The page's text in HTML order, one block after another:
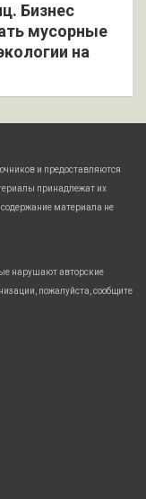
Бизнес
мусорные
на
и предоставляются
принадлежат их
материала не
нарушают авторские
пожалуйста, сообщите